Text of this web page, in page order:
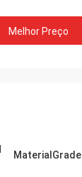
Melhor Preço
MaterialGrade